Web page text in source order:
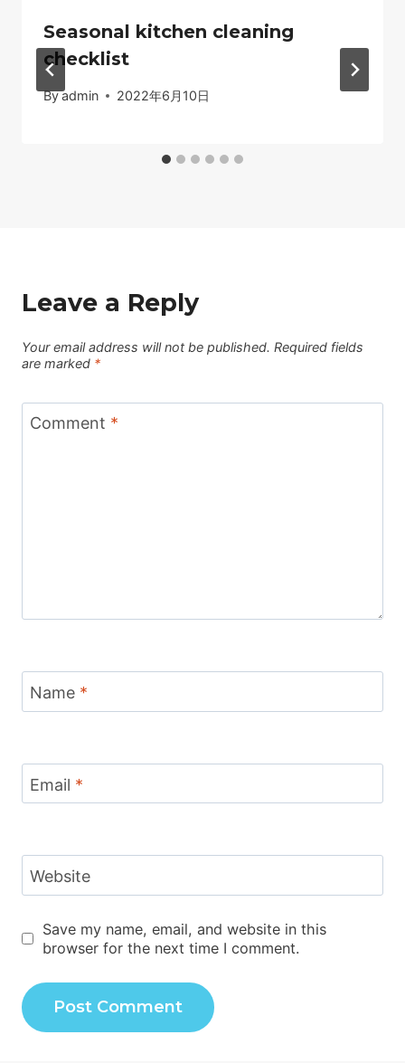
Seasonal kitchen cleaning
checklist
Byadmin 2022年6月10日
Leave a Reply
Your email address will not be published. Required fields
are marked *
Comment *
Name *
Email *
Website
Save my name, email, and website in this
browser for the next time I comment.